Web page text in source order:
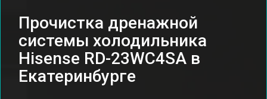
Прочистка дренажной
системы холодильника
Hisense RD-23WC4SA в
Екатеринбурге